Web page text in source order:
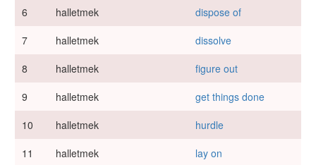
6
halletmek
dispose of
7
halletmek
dissolve
8
halletmek
figure out
9
halletmek
get things done
10
halletmek
hurdle
11
halletmek
lay on